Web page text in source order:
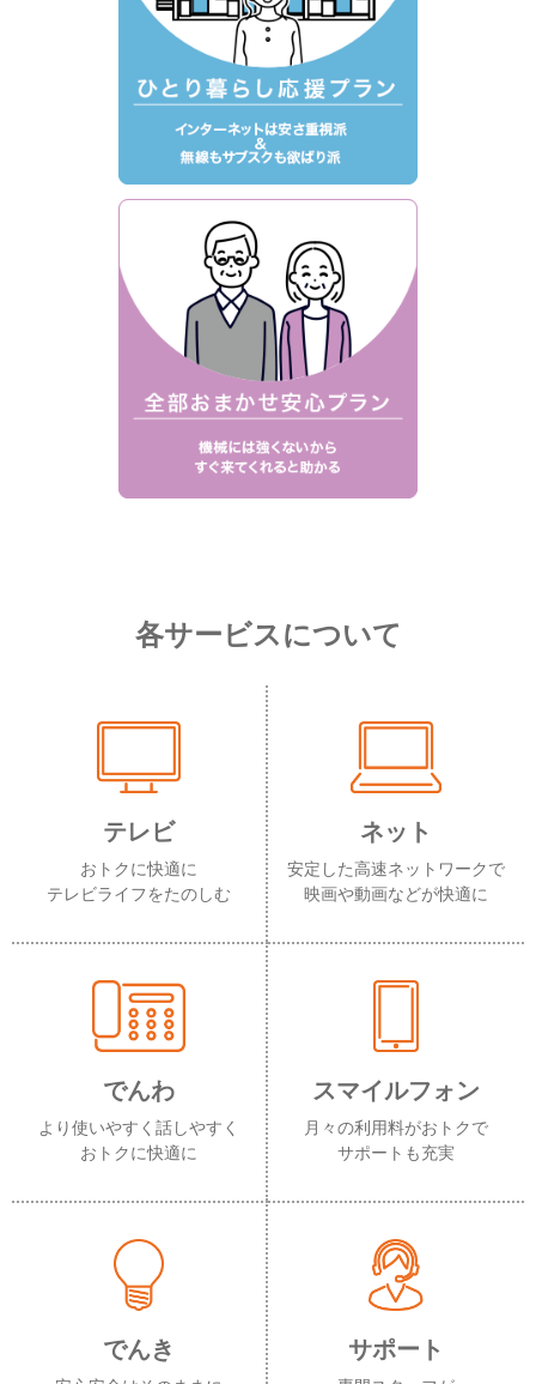
各サービスについて
テレビ
おトクに快適に
テレビライフをたのしむ
ネット
安定した高速ネットワークで
映画や動画などが快適に
でんわ
より使いやすく話しやすく
おトクに快適に
スマイルフォン
月々の利用料がおトクで
サポートも充実
でんき サポート